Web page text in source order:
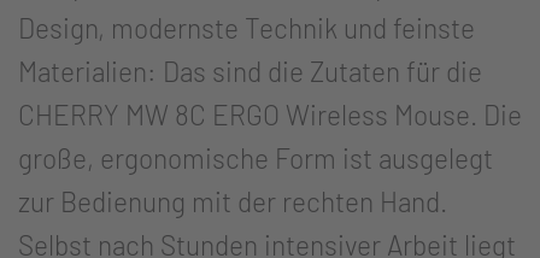
Design, modernste Technik und feinste
Materialien: Das sind die Zutaten für die
CHERRY MW 8C ERGO Wireless Mouse. Die
große, ergonomische Form ist ausgelegt
zur Bedienung mit der rechten Hand.
Selbst nach Stunden intensiver Arbeit liegt